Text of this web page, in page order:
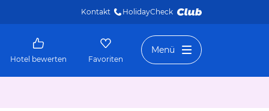
Kontakt HolidayCheck
Hotel bewerten Favoriten
Menü